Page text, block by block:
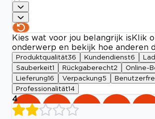
Kies wat voor jou belangrijk is Klik
onderwerp en bekijk hoe anderen
Produktqualität36 Kundendienst6
Sauberkeit1 Rückgaberecht2 Online-
Lieferung16 Verpackung5
Professionalität14
4